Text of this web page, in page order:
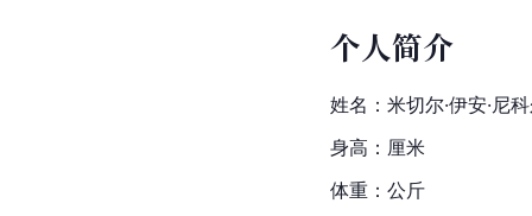
个人简介
姓名：米切尔·伊安·尼
身高：厘米
体重：公斤